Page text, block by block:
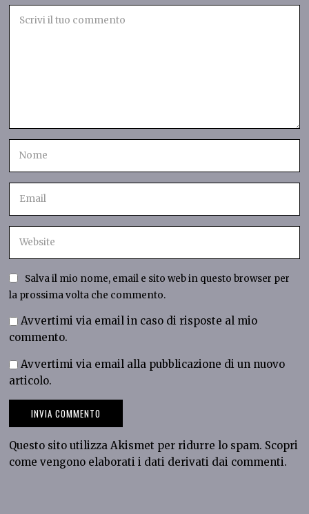
Salva il mio nome, email e sito web in questo browser per
la prossima volta che commento.
Avvertimi via email in caso di risposte al mio
commento.
Avvertimi via email alla pubblicazione di un nuovo
articolo.
Questo sito utilizza Akismet per ridurre lo spam. Scopri
come vengono elaborati i dati derivati dai commenti.